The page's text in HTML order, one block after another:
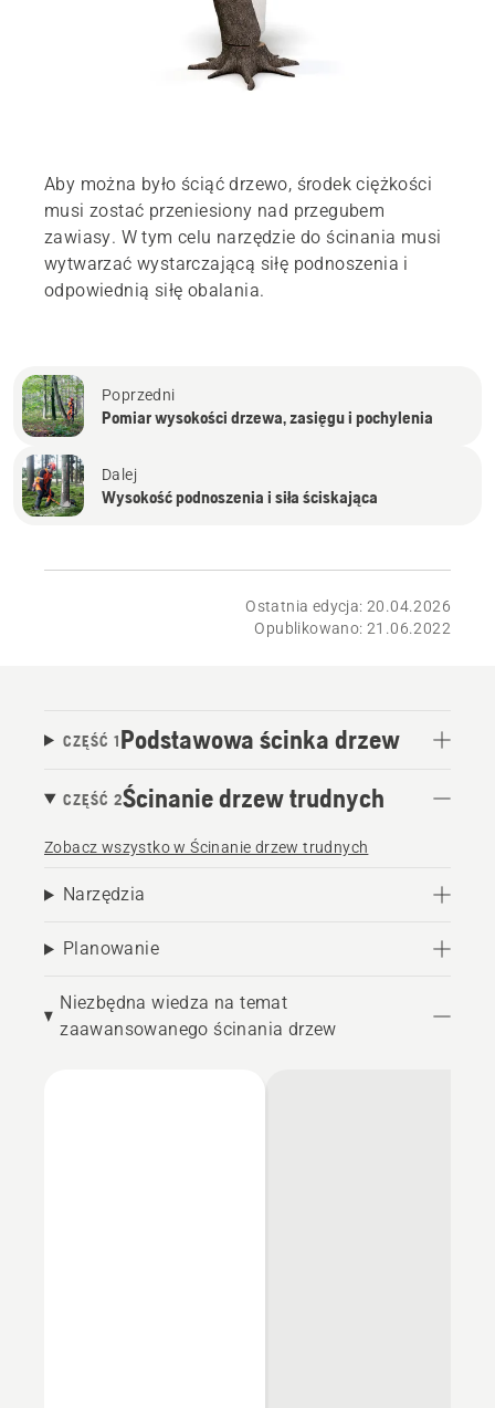
Aby można było ściąć drzewo, środek ciężkości
musi zostać przeniesiony nad przegubem
zawiasy. W tym celu narzędzie do ścinania musi
wytwarzać wystarczającą siłę podnoszenia i
odpowiednią siłę obalania.
Poprzedni
Pomiar wysokości drzewa, zasięgu i pochylenia
Dalej
Wysokość podnoszenia i siła ściskająca
Ostatnia edycja: 20.04.2026
Opublikowano: 21.06.2022
CZĘŚĆ 1Podstawowa ścinka drzew
CZĘŚĆ 2Ścinanie drzew trudnych
Zobacz wszystko w Ścinanie drzew trudnych
Narzędzia
Planowanie
Niezbędna wiedza na temat
zaawansowanego ścinania drzew